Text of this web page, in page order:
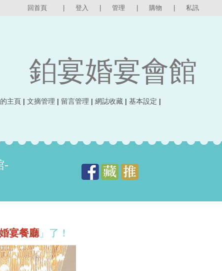
回首頁 登入 管理 購物 私訊
鉑宴婚宴會館
主頁 | 文摘管理 | 留言管理 | 網誌收藏 | 基本設定 |
-
宴餐廳」了！